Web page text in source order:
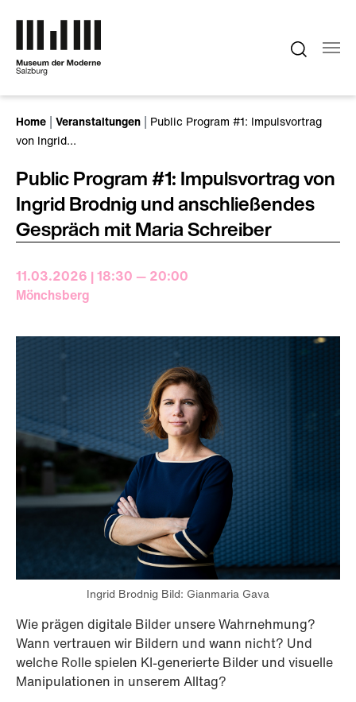
Home Veranstaltungen
Public Program #1: Impulsvortrag
von Ingrid…
Public Program #1: Impulsvortrag von
Ingrid Brodnig und anschließendes
Gespräch mit Maria Schreiber
11.03.2026 | 18:30 — 20:00
Mönchsberg
Ingrid Brodnig Bild: Gianmaria Gava
Wie prägen digitale Bilder unsere Wahrnehmung?
Wann vertrauen wir Bildern und wann nicht? Und
welche Rolle spielen KI-generierte Bilder und visuelle
Manipulationen in unserem Alltag?